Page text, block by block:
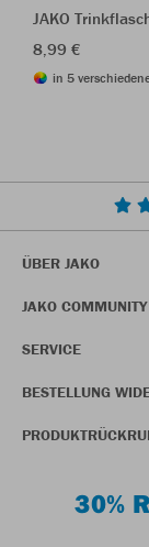
JAKO
8,99 €
in 5
ÜBER JAKO
JAKO COMMUNITY
SERVICE
BESTELLUNG
30%